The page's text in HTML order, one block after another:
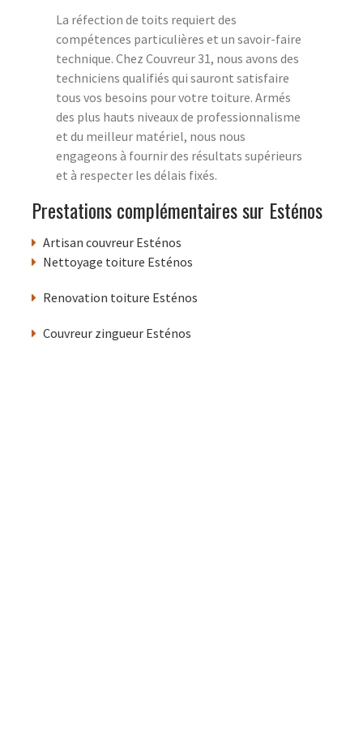
La réfection de toits requiert des
compétences particulières et un savoir-faire
technique. Chez Couvreur 31, nous avons des
techniciens qualifiés qui sauront satisfaire
tous vos besoins pour votre toiture. Armés
des plus hauts niveaux de professionnalisme
et du meilleur matériel, nous nous
engageons à fournir des résultats supérieurs
et à respecter les délais fixés.
Prestations complémentaires sur Esténos
Artisan couvreur Esténos
Nettoyage toiture Esténos
Renovation toiture Esténos
Couvreur zingueur Esténos